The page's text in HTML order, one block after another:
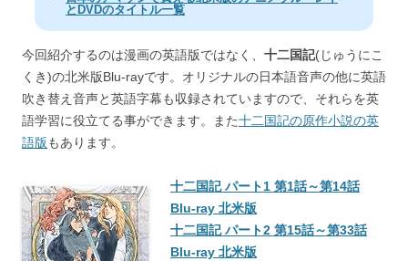
とDVDのタイトル一覧
今回紹介するのは漫画の英語版ではなく、 十二国記(じゅうにこ
くき)の北米版Blu-rayです。オリジナルの日本語音声の他に英語
吹き替え音声と英語字幕も収録されていますので、それらを英
語学習に役立てる事ができます。また十二国記の原作小説の英
語版もあります。
十二国記 パート1 第1話～第14話
Blu-ray 北米版
十二国記 パート2 第15話～第33話
Blu-ray 北米版